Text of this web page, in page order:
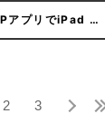
アプリでiPad …
2 3